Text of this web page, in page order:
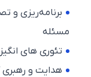
برنامه‌ریزی و
مسئله
تئوری های انگیزشی
هدایت و رهبری